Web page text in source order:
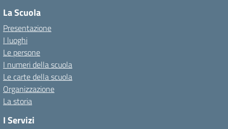
La Scuola
Presentazione
I luoghi
Le persone
I numeri della scuola
Le carte della scuola
Organizzazione
La storia
I Servizi